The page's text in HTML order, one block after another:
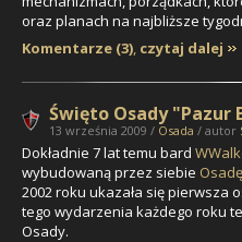
oraz planach na najbliższe
Komentarze (3), czytaj dalej
Święto Osady "Pazur
13 września 2009 / Osada / autor
Dokładnie 7 lat temu bard
wybudowaną przez siebie
2002 roku ukazała się pierwsza
tego wydarzenia każdego roku
Osady.